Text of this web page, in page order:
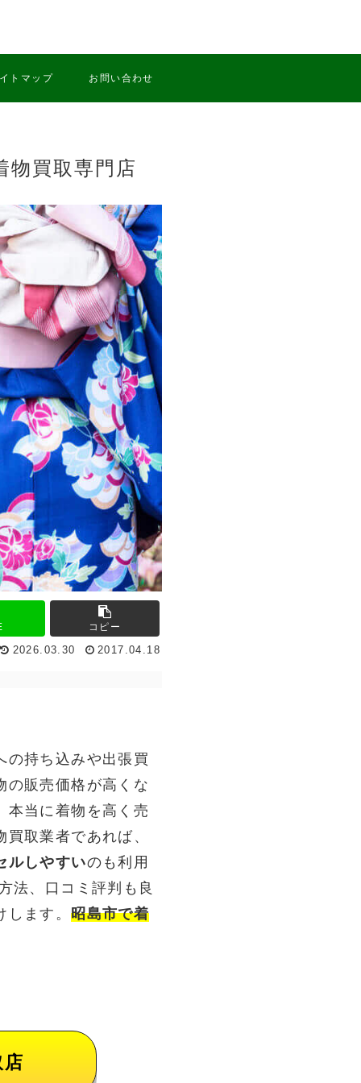
トマップ お問い合わせ
物買取専門店
コピー
2026.03.30 2017.04.18
の持ち込みや出張買
の販売価格が高くな
本当に着物を高く売
取業者であれば、
ルしやすいのも利用
法、口コミ評判も良
します。昭島市で着